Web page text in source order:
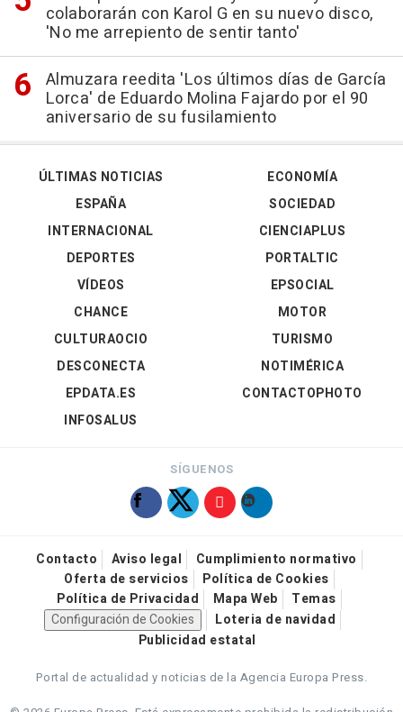
colaborarán con Karol G en su nuevo disco,
'No me arrepiento de sentir tanto'
Almuzara reedita 'Los últimos días de García
Lorca' de Eduardo Molina Fajardo por el 90
aniversario de su fusilamiento
ÚLTIMAS NOTICIAS
ESPAÑA
INTERNACIONAL
DEPORTES
VÍDEOS
ECONOMÍA
SOCIEDAD
CIENCIAPLUS
PORTALTIC
EPSOCIAL
CHANCE
CULTURAOCIO
DESCONECTA
EPDATA.ES
INFOSALUS
MOTOR
TURISMO
NOTIMÉRICA
CONTACTOPHOTO
SÍGUENOS
Contacto Aviso legal
Cumplimiento normativo
Oferta de servicios
Política de Cookies
Política de Privacidad
Mapa Web
Temas
Configuración de Cookies
Loteria de navidad
Publicidad estatal
Portal de actualidad y noticias de la Agencia Europa Press.